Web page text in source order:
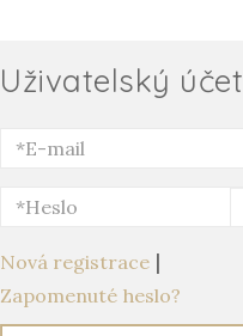
Uživatelský účet
Nová registrace |
Zapomenuté heslo?